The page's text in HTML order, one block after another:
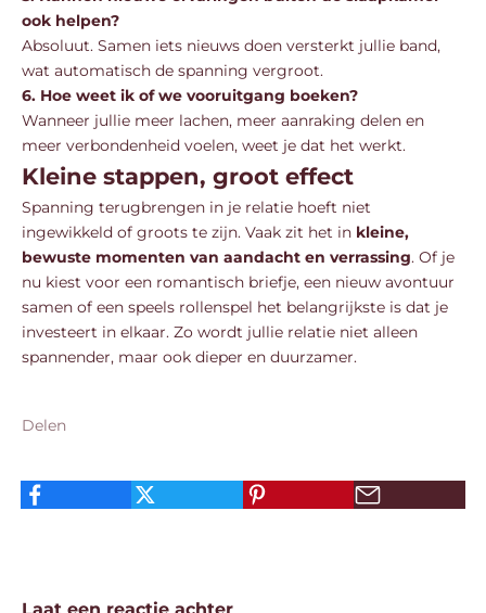
ook helpen?
Absoluut. Samen iets nieuws doen versterkt jullie band,
wat automatisch de spanning vergroot.
6. Hoe weet ik of we vooruitgang boeken?
Wanneer jullie meer lachen, meer aanraking delen en
meer verbondenheid voelen, weet je dat het werkt.
Kleine stappen, groot effect
Spanning terugbrengen in je relatie hoeft niet
ingewikkeld of groots te zijn. Vaak zit het in kleine,
bewuste momenten van aandacht en verrassing. Of je
nu kiest voor een romantisch briefje, een nieuw avontuur
samen of een speels rollenspel het belangrijkste is dat je
investeert in elkaar. Zo wordt jullie relatie niet alleen
spannender, maar ook dieper en duurzamer.
Delen
Laat een reactie achter